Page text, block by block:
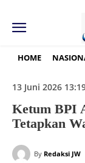
HOME
13 Juni 2026
Ketum BPI
Tetapkan
By Redaksi JW